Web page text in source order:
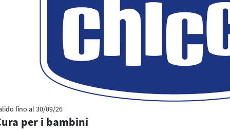
fino al 30/09/26
per i bambini